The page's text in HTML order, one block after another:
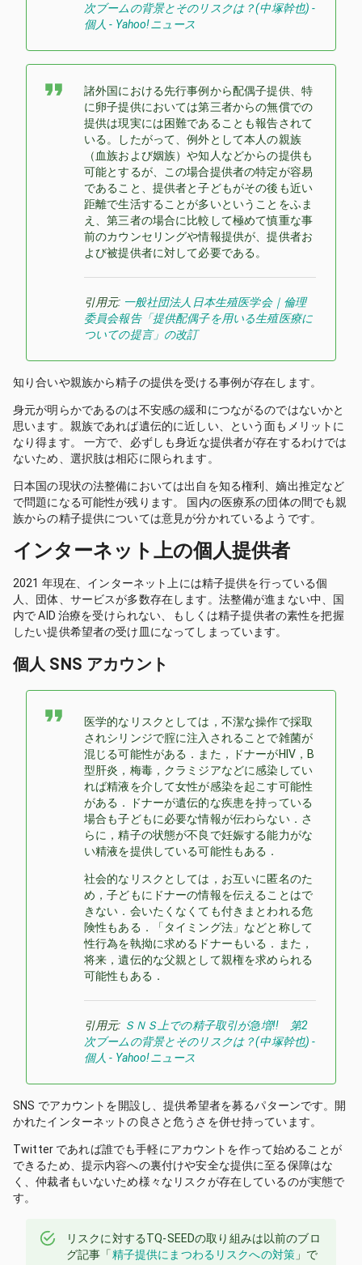
次ブームの背景とそのリスクは？(中塚幹也) -
個人 - Yahoo!ニュース
諸外国における先行事例から配偶子提供、特
に卵子提供においては第三者からの無償での
提供は現実には困難であることも報告されて
いる。したがって、例外として本人の親族
（血族および姻族）や知人などからの提供も
可能とするが、この場合提供者の特定が容易
であること、提供者と子どもがその後も近い
距離で生活することが多いということをふま
え、第三者の場合に比較して極めて慎重な事
前のカウンセリングや情報提供が、提供者お
よび被提供者に対して必要である。
引用元: 一般社団法人日本生殖医学会｜倫理
委員会報告「提供配偶子を用いる生殖医療に
ついての提言」の改訂
知り合いや親族から精子の提供を受ける事例が存在します。
身元が明らかであるのは不安感の緩和につながるのではないかと
思います。親族であれば遺伝的に近しい、という面もメリットに
なり得ます。 一方で、必ずしも身近な提供者が存在するわけでは
ないため、選択肢は相応に限られます。
日本国の現状の法整備においては出自を知る権利、嫡出推定など
で問題になる可能性が残ります。 国内の医療系の団体の間でも親
族からの精子提供については意見が分かれているようです。
インターネット上の個人提供者
2021 年現在、インターネット上には精子提供を行っている個
人、団体、サービスが多数存在します。法整備が進まない中、国
内で AID 治療を受けられない、もしくは精子提供者の素性を把握
したい提供希望者の受け皿になってしまっています。
個人 SNS アカウント
医学的なリスクとしては，不潔な操作で採取
されシリンジで腟に注入されることで雑菌が
混じる可能性がある．また，ドナーがHIV，B
型肝炎，梅毒，クラミジアなどに感染してい
れば精液を介して女性が感染を起こす可能性
がある．ドナーが遺伝的な疾患を持っている
場合も子どもに必要な情報が伝わらない．さ
らに，精子の状態が不良で妊娠する能力がな
い精液を提供している可能性もある．
社会的なリスクとしては，お互いに匿名のた
め，子どもにドナーの情報を伝えることはで
きない．会いたくなくても付きまとわれる危
険性もある．「タイミング法」などと称して
性行為を執拗に求めるドナーもいる．また，
将来，遺伝的な父親として親権を求められる
可能性もある．
引用元: ＳＮＳ上での精子取引が急増!! 第2
次ブームの背景とそのリスクは？(中塚幹也) -
個人 - Yahoo!ニュース
SNS でアカウントを開設し、提供希望者を募るパターンです。開
かれたインターネットの良さと危うさを併せ持っています。
Twitter であれば誰でも手軽にアカウントを作って始めることが
できるため、提示内容への裏付けや安全な提供に至る保障はな
く、仲裁者もいないため様々なリスクが存在しているのが実態で
す。
リスクに対するTQ-SEEDの取り組みは以前のブロ
グ記事「精子提供にまつわるリスクへの対策 」で